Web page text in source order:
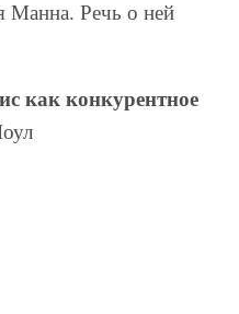
Манна. Речь о ней
как конкурентное